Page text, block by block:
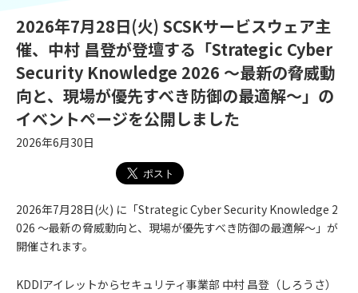
2026年7月28日(火) SCSKサービスウェア主
催、中村 昌登が登壇する「Strategic Cyber
Security Knowledge 2026 ～最新の脅威動
向と、現場が優先すべき防御の最適解～」の
イベントページを公開しました
2026年6月30日
2026年7⽉28日(火) に「Strategic Cyber Security Knowledge 2
026 ～最新の脅威動向と、現場が優先すべき防御の最適解～」が
開催されます。
KDDIアイレットからセキュリティ事業部 中村 昌登（しろうさ）